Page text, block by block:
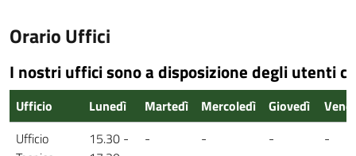
Orario Uffici
I nostri uffici sono a disposizione degli utenti
Ufficio Lunedì Martedì Mercoledì Giovedì
Ufficio
15.30 -
- - - -